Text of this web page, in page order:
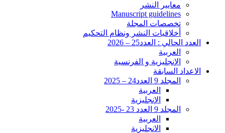
معايير النشر
Manuscript guidelines
تخصصات المجلة
أخلاقيات النشر ونظام التحكيم
العدد الحالي : العدد25 – 2026
العربية
الإنجليزية و الفرنسية
الاعداد السابقة
المجلد 9 العدد24 – 2025
العربية
الإنجليزية
المجلد 9 العدد 23 -2025
العربية
الانجليزية